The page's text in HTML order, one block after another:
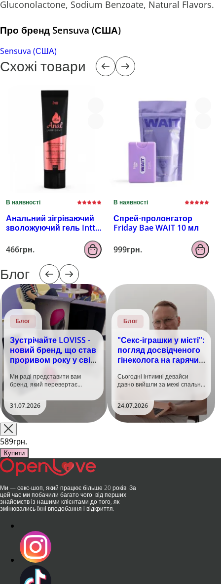
Gluconolactone, Sodium Benzoate, Natural Flavors.
Про бренд Sensuva (США)
Sensuva (США)
Схожі товари
В наявності
Анальний зігріваючий
зволожуючий гель Intt
466грн.
В наявності
Спрей-пролонгатор
Friday Bae WAIT 10 мл
999грн.
Блог
Блог
Зустрічайте LOVISS -
новий бренд, що став
проривом року у світі
Ми раді представити вам
бренд, який перевертає
та вже встиг стати сенсацією
на міжнародній виставці API
Shanghai-2026!​LOVISS - це
поєднання унікальної естетики
та бездога..
31.07.2026
Блог
"Секс-іграшки у місті":
погляд досвідченого
гінеколога на гарячий
Сьогодні інтимні девайси
давно вийшли за межі спальні.
безшумні моторчики та
стильний дизайн перетворили
їх на гаджет, який багато хто
використовує, тестує у
24.07.2026
589грн.
Купити
Ми — секс-шоп, який працює більше 20 років. За
цей час ми побачили багато чого: від перших
знайомств із нашими клієнтами до того, як
змінювались їхні вподобання і відкриття.